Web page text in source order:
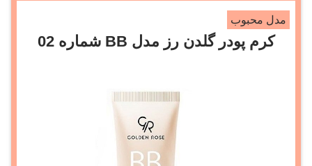
مدل محبوب
کرم پودر گلدن رز مدل BB شماره 02